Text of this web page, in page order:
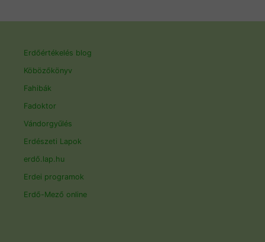
Erdőértékelés blog
Köbözőkönyv
Fahibák
Fadoktor
Vándorgyűlés
Erdészeti Lapok
erdő.lap.hu
Erdei programok
Erdő-Mező online